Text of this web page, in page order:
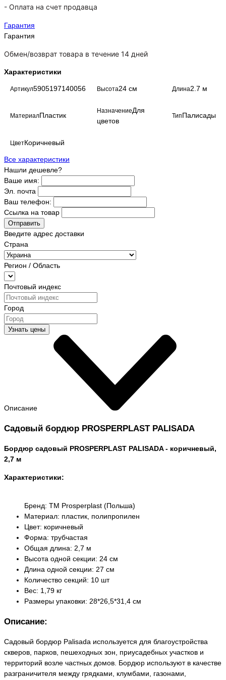
- Оплата на счет продавца
Гарантия
Гарантия
Обмен/возврат товара в течение 14 дней
Характеристики
Артикул5905197140056 Высота24 см Длина2.7 м
МатериалПластик
НазначениеДля
цветов
ТипПалисады
ЦветКоричневый
Все характеристики
Нашли дешевле?
Ваше имя:
Эл. почта
Ваш телефон:
Ссылка на товар
Отправить
Введите адрес доставки
Страна
Регион / Область
Почтовый индекс
Город
Узнать цены
Описание
Садовый бордюр PROSPERPLAST PALISADA
Бордюр садовый PROSPERPLAST PALISADA - коричневый,
2,7 м
Характеристики:
Бренд: TM Prosperplast (Польша)
Материал: пластик, полипропилен
Цвет: коричневый
Форма: трубчастая
Общая длина: 2,7 м
Высота одной секции: 24 см
Длина одной секции: 27 см
Количество секций: 10 шт
Вес: 1,79 кг
Размеры упаковки: 28*26,5*31,4 см
Описание:
Садовый бордюр Palisada используется для благоустройства
скверов, парков, пешеходных зон, приусадебных участков и
территорий возле частных домов. Бордюр используют в качестве
разграничителя между грядками, клумбами, газонами,